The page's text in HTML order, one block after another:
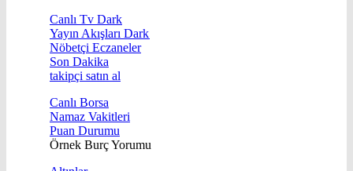
Canlı Tv Dark
Yayın Akışları Dark
Nöbetçi Eczaneler
Son Dakika
takipçi satın al
Canlı Borsa
Namaz Vakitleri
Puan Durumu
Örnek Burç Yorumu